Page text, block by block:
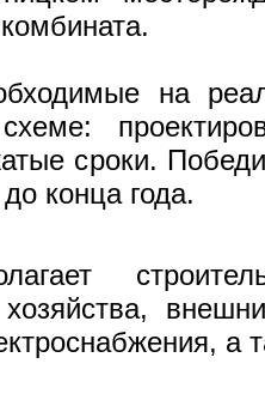
на
сроки.
конца года.
хозяйства,
а